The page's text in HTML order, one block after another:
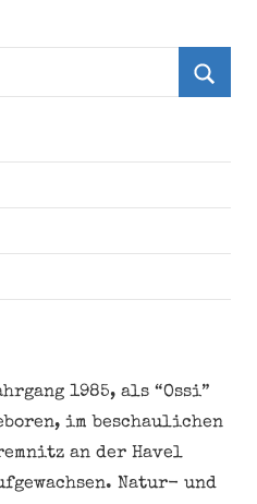
1985, als “Ossi”
im beschaulichen
an der Havel
Natur- und